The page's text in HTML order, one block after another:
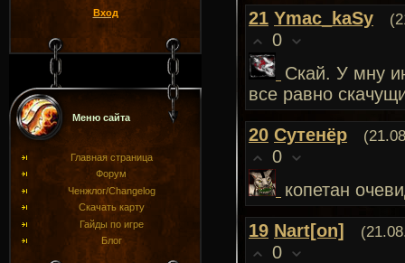
Вход
Меню сайта
Главная страница
Форум
Ченжлог/Changelog
Скачать карту
Гайды по игре
Блог
21 Ymac_kaSy
0
Скай. У мну
все равно
20 Сутенёр
0
копетан
19 Nart[on]
0